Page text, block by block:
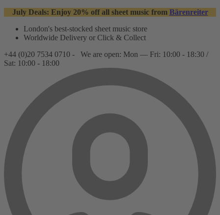
July Deals: Enjoy 20% off all sheet music from Bärenreiter
London's best-stocked sheet music store
Worldwide Delivery or Click & Collect
+44 (0)20 7534 0710 -
We are open: Mon — Fri: 10:00 - 18:30 /
Sat: 10:00 - 18:00